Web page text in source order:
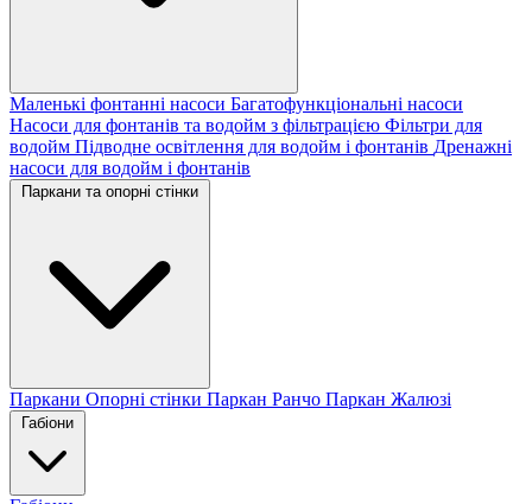
Маленькі фонтанні насоси Багатофункціональні насоси
Насоси для фонтанів та водойм з фільтрацією Фільтри для
водойм Підводне освітлення для водойм і фонтанів Дренажні
насоси для водойм і фонтанів
Паркани та опорні стінки
Паркани Опорні стінки Паркан Ранчо Паркан Жалюзі
Габіони